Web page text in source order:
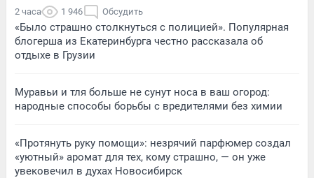
2 часа 1 946 Обсудить
«Было страшно столкнуться с полицией». Популярная
блогерша из Екатеринбурга честно рассказала об
отдыхе в Грузии
Муравьи и тля больше не сунут носа в ваш огород:
народные способы борьбы с вредителями без химии
«Протянуть руку помощи»: незрячий парфюмер создал
«уютный» аромат для тех, кому страшно, — он уже
увековечил в духах Новосибирск